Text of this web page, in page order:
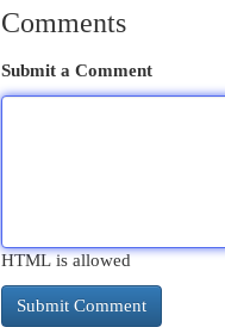
Comments
Submit a Comment
HTML is allowed